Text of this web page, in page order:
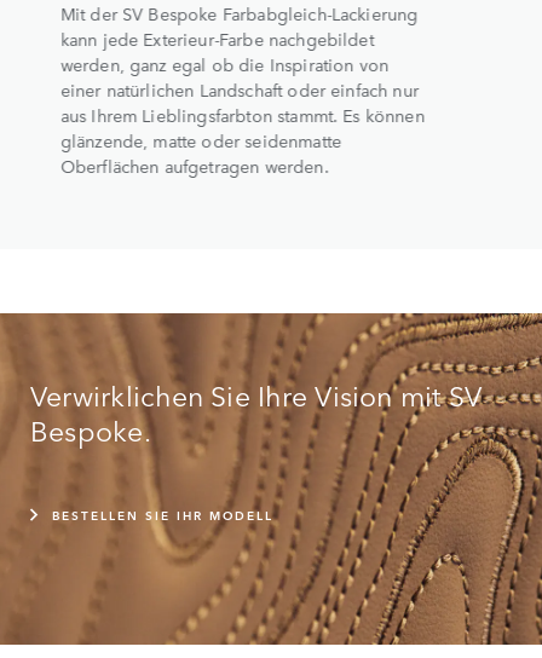
Mit der SV Bespoke Farbabgleich-Lackierung
kann jede Exterieur-Farbe nachgebildet
werden, ganz egal ob die Inspiration von
einer natürlichen Landschaft oder einfach nur
aus Ihrem Lieblingsfarbton stammt. Es können
glänzende, matte oder seidenmatte
Oberflächen aufgetragen werden.
Verwirklichen Sie Ihre Vision mit SV
Bespoke.
BESTELLEN SIE IHR MODELL